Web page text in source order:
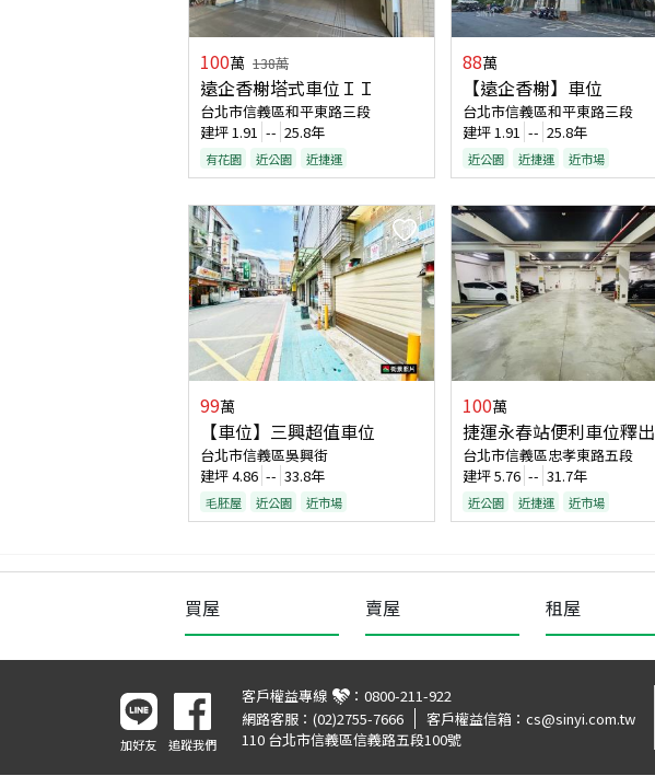
100萬 138萬
遠企香榭塔式車位ＩＩ
台北市信義區和平東路三段
建坪1.91 -- 25.8年
有花園 近公園 近捷運
88萬
【遠企香榭】車位
台北市信義區和平東路三段
建坪1.91 -- 25.8年
近公園 近捷運 近市場
99萬
【車位】三興超值車位
台北市信義區吳興街
建坪4.86 -- 33.8年
毛胚屋 近公園 近市場
100萬
捷運永春站便利車位釋出
台北市信義區忠孝東路五段
建坪5.76 -- 31.7年
近公園 近捷運 近市場
買屋 賣屋 租屋
加好友 追蹤我們
客戶權益專線 ： 0800-211-922
網路客服： (02)2755-7666 客戶權益信箱： cs@sinyi.com.tw
110 台北市信義區信義路五段100號